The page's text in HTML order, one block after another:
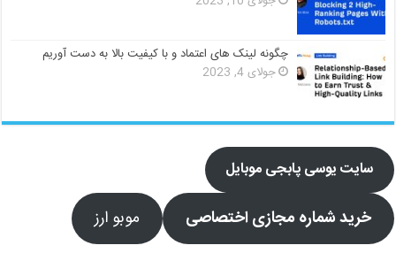
چگونه لینک های اعتماد و با کیفیت بالا به دست آوریم
جولای 4, 2023
سایت یوسی پابجی موبایل
خرید شماره مجازی اختصاصی موبو ارز